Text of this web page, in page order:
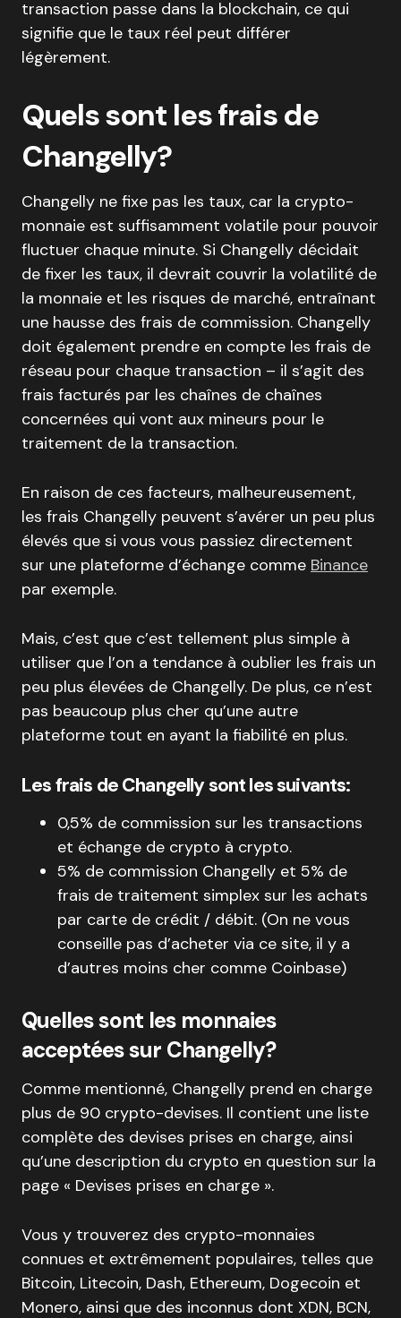
transaction passe dans la blockchain, ce qui
signifie que le taux réel peut différer
légèrement.
Quels sont les frais de
Changelly?
Changelly ne fixe pas les taux, car la crypto-
monnaie est suffisamment volatile pour pouvoir
fluctuer chaque minute. Si Changelly décidait
de fixer les taux, il devrait couvrir la volatilité de
la monnaie et les risques de marché, entraînant
une hausse des frais de commission. Changelly
doit également prendre en compte les frais de
réseau pour chaque transaction – il s’agit des
frais facturés par les chaînes de chaînes
concernées qui vont aux mineurs pour le
traitement de la transaction.
En raison de ces facteurs, malheureusement,
les frais Changelly peuvent s’avérer un peu plus
élevés que si vous vous passiez directement
sur une plateforme d’échange comme Binance
par exemple.
Mais, c’est que c’est tellement plus simple à
utiliser que l’on a tendance à oublier les frais un
peu plus élevées de Changelly. De plus, ce n’est
pas beaucoup plus cher qu’une autre
plateforme tout en ayant la fiabilité en plus.
Les frais de Changelly sont les suivants:
0,5% de commission sur les transactions
et échange de crypto à crypto.
5% de commission Changelly et 5% de
frais de traitement simplex sur les achats
par carte de crédit / débit. (On ne vous
conseille pas d’acheter via ce site, il y a
d’autres moins cher comme Coinbase)
Quelles sont les monnaies
acceptées sur Changelly?
Comme mentionné, Changelly prend en charge
plus de 90 crypto-devises. Il contient une liste
complète des devises prises en charge, ainsi
qu’une description du crypto en question sur la
page « Devises prises en charge ».
Vous y trouverez des crypto-monnaies
connues et extrêmement populaires, telles que
Bitcoin, Litecoin, Dash, Ethereum, Dogecoin et
Monero, ainsi que des inconnus dont XDN, BCN,